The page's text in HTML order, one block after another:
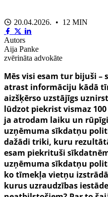
20.04.2026. • 12 MIN
Autors
Aija Panke
zvērināta advokāte
Mēs visi esam tur bijuši –
atrast informāciju kādā
aizšķērso uzstājīgs
lūdzot piekrist vismaz
ja atrodam laiku un
uzņēmuma sīkdatņu
dažādi triki, kuru
esam piekrituši
uzņēmuma sīkdatņu
ko tīmekļa vietņu
kurus uzraudzības